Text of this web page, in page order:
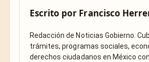
Escrito por Francisco
Redacción de Noticias Gobierno.
trámites, programas sociales,
derechos ciudadanos en México